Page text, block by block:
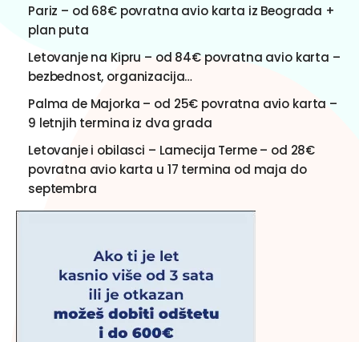
Pariz – od 68€ povratna avio karta iz Beograda +
plan puta
Letovanje na Kipru – od 84€ povratna avio karta –
bezbednost, organizacija…
Palma de Majorka – od 25€ povratna avio karta –
9 letnjih termina iz dva grada
Letovanje i obilasci – Lamecija Terme – od 28€
povratna avio karta u 17 termina od maja do
septembra